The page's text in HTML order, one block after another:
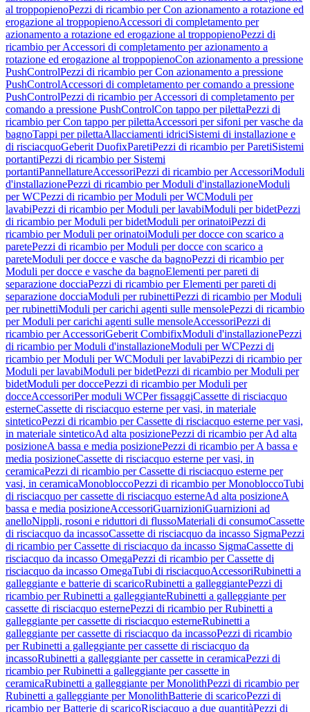
al troppopienoPezzi di ricambio per Con azionamento a rotazione ed
erogazione al troppopienoAccessori di completamento per
azionamento a rotazione ed erogazione al troppopienoPezzi di
ricambio per Accessori di completamento per azionamento a
rotazione ed erogazione al troppopienoCon azionamento a pressione
PushControlPezzi di ricambio per Con azionamento a pressione
PushControlAccessori di completamento per comando a pressione
PushControlPezzi di ricambio per Accessori di completamento per
comando a pressione PushControlCon tappo per pilettaPezzi di
ricambio per Con tappo per pilettaAccessori per sifoni per vasche da
bagnoTappi per pilettaAllacciamenti idriciSistemi di installazione e
di risciacquoGeberit DuofixParetiPezzi di ricambio per ParetiSistemi
portantiPezzi di ricambio per Sistemi
portantiPannellatureAccessoriPezzi di ricambio per AccessoriModuli
d'installazionePezzi di ricambio per Moduli d'installazioneModuli
per WCPezzi di ricambio per Moduli per WCModuli per
lavabiPezzi di ricambio per Moduli per lavabiModuli per bidetPezzi
di ricambio per Moduli per bidetModuli per orinatoiPezzi di
ricambio per Moduli per orinatoiModuli per docce con scarico a
paretePezzi di ricambio per Moduli per docce con scarico a
pareteModuli per docce e vasche da bagnoPezzi di ricambio per
Moduli per docce e vasche da bagnoElementi per pareti di
separazione docciaPezzi di ricambio per Elementi per pareti di
separazione docciaModuli per rubinettiPezzi di ricambio per Moduli
per rubinettiModuli per carichi agenti sulle mensolePezzi di ricambio
per Moduli per carichi agenti sulle mensoleAccessoriPezzi di
ricambio per AccessoriGeberit CombifixModuli d'installazionePezzi
di ricambio per Moduli d'installazioneModuli per WCPezzi di
ricambio per Moduli per WCModuli per lavabiPezzi di ricambio per
Moduli per lavabiModuli per bidetPezzi di ricambio per Moduli per
bidetModuli per doccePezzi di ricambio per Moduli per
docceAccessoriPer moduli WCPer fissaggiCassette di risciacquo
esterneCassette di risciacquo esterne per vasi, in materiale
sinteticoPezzi di ricambio per Cassette di risciacquo esterne per vasi,
in materiale sinteticoAd alta posizionePezzi di ricambio per Ad alta
posizioneA bassa e media posizionePezzi di ricambio per A bassa e
media posizioneCassette di risciacquo esterne per vasi, in
ceramicaPezzi di ricambio per Cassette di risciacquo esterne per
vasi, in ceramicaMonobloccoPezzi di ricambio per MonobloccoTubi
di risciacquo per cassette di risciacquo esterneAd alta posizioneA
bassa e media posizioneAccessoriGuarnizioniGuarnizioni ad
anelloNippli, rosoni e riduttori di flussoMateriali di consumoCassette
di risciacquo da incassoCassette di risciacquo da incasso SigmaPezzi
di ricambio per Cassette di risciacquo da incasso SigmaCassette di
risciacquo da incasso OmegaPezzi di ricambio per Cassette di
risciacquo da incasso OmegaTubi di risciacquoAccessoriRubinetti a
galleggiante e batterie di scaricoRubinetti a galleggiantePezzi di
ricambio per Rubinetti a galleggianteRubinetti a galleggiante per
cassette di risciacquo esternePezzi di ricambio per Rubinetti a
galleggiante per cassette di risciacquo esterneRubinetti a
galleggiante per cassette di risciacquo da incassoPezzi di ricambio
per Rubinetti a galleggiante per cassette di risciacquo da
incassoRubinetti a galleggiante per cassette in ceramicaPezzi di
ricambio per Rubinetti a galleggiante per cassette in
ceramicaRubinetti a galleggiante per MonolithPezzi di ricambio per
Rubinetti a galleggiante per MonolithBatterie di scaricoPezzi di
ricambio per Batterie di scaricoRisciacquo a due quantitàPezzi di